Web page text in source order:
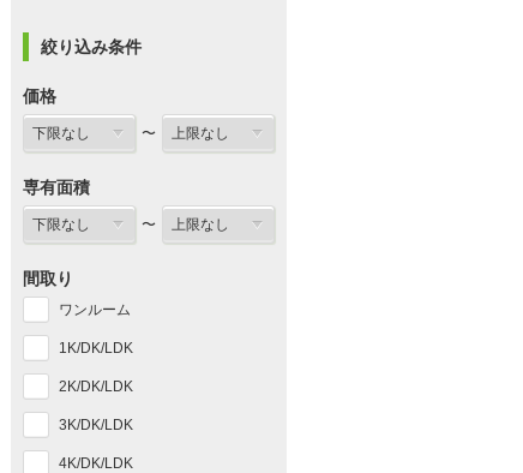
絞り込み条件
価格
〜
専有面積
〜
間取り
ワンルーム
1K/DK/LDK
2K/DK/LDK
3K/DK/LDK
4K/DK/LDK